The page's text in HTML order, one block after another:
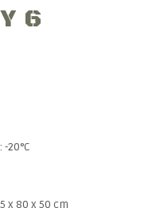
6
20°C
x 80 x 50 cm